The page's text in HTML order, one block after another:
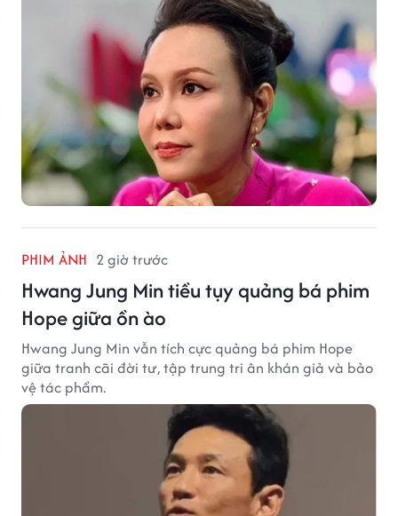
PHIM ẢNH 2 giờ trước
Hwang Jung Min tiều tụy quảng bá phim
Hope giữa ồn ào
Hwang Jung Min vẫn tích cực quảng bá phim Hope
giữa tranh cãi đời tư, tập trung tri ân khán giả và bảo
vệ tác phẩm.